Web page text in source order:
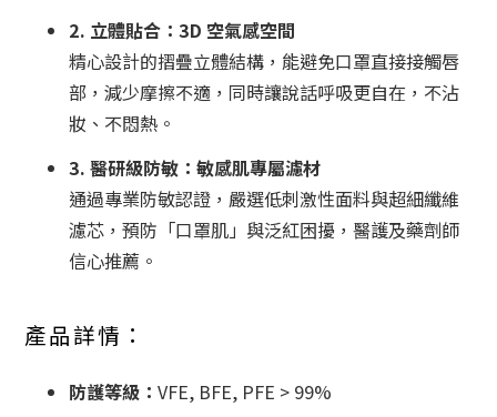
2. 立體貼合：3D 空氣感空間
精心設計的摺疊立體結構，能避免口罩直接接觸唇
部，減少摩擦不適，同時讓說話呼吸更自在，不沾
妝、不悶熱。
3. 醫研級防敏：敏感肌專屬濾材
通過專業防敏認證，嚴選低刺激性面料與超細纖維
濾芯，預防「口罩肌」與泛紅困擾，醫護及藥劑師
信心推薦。
產品詳情：
防護等級： VFE, BFE, PFE > 99%